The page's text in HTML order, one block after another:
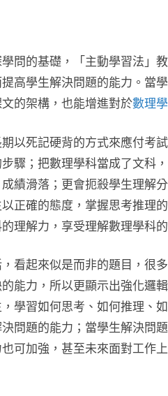
問的基礎，「主動學習法」
高學生解決問題的能力。當
的架構，也能增進對於數理
以死記硬背的方式來應付考
驟；把數理學科當成了文科
成績滑落；更會扼殺學生理解
正確的態度，掌握思考推理
理解力，享受理解數理學科
看起來似是而非的題目，很
能力，所以更顯示出強化邏
學習如何思考、如何推理、
問題的能力；當學生解決問
可加強，甚至未來面對工作